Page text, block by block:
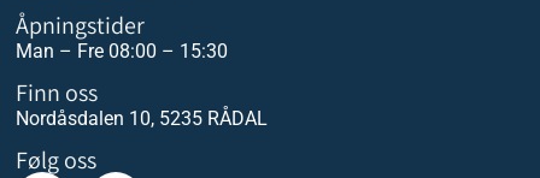
Åpningstider
Man – Fre 08:00 – 15:30
Finn oss
Nordåsdalen 10, 5235 RÅDAL
Følg oss